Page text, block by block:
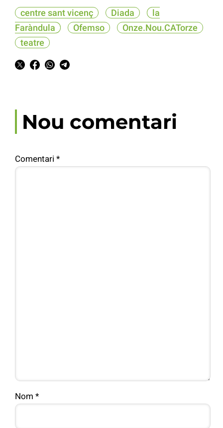
centre sant vicenç Diada
la
Faràndula
Ofemso
Onze.Nou.CATorze
teatre
Nou comentari
Comentari *
Nom *